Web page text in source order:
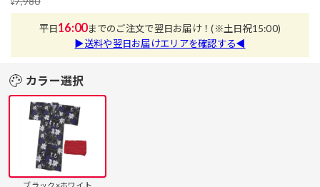
¥
平日16:00までのご注文で翌日お届け！(※土日祝15:00)
▶送料や翌日お届けエリアを確認する◀
カラー選択
ブラック×ホワイト